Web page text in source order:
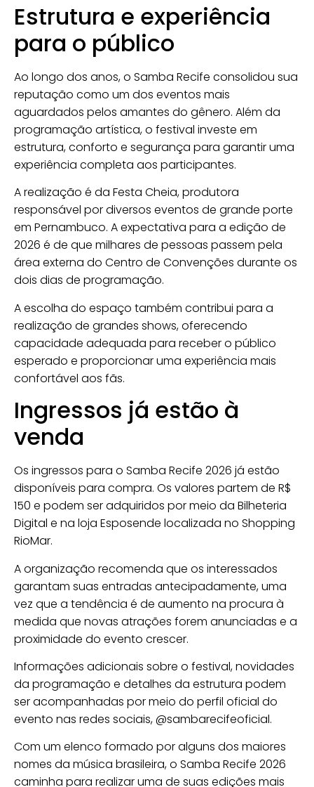
Estrutura e experiência
para o público
Ao longo dos anos, o Samba Recife consolidou sua
reputação como um dos eventos mais
aguardados pelos amantes do gênero. Além da
programação artística, o festival investe em
estrutura, conforto e segurança para garantir uma
experiência completa aos participantes.
A realização é da Festa Cheia, produtora
responsável por diversos eventos de grande porte
em Pernambuco. A expectativa para a edição de
2026 é de que milhares de pessoas passem pela
área externa do Centro de Convenções durante os
dois dias de programação.
A escolha do espaço também contribui para a
realização de grandes shows, oferecendo
capacidade adequada para receber o público
esperado e proporcionar uma experiência mais
confortável aos fãs.
Ingressos já estão à
venda
Os ingressos para o Samba Recife 2026 já estão
disponíveis para compra. Os valores partem de R$
150 e podem ser adquiridos por meio da Bilheteria
Digital e na loja Esposende localizada no Shopping
RioMar.
A organização recomenda que os interessados
garantam suas entradas antecipadamente, uma
vez que a tendência é de aumento na procura à
medida que novas atrações forem anunciadas e a
proximidade do evento crescer.
Informações adicionais sobre o festival, novidades
da programação e detalhes da estrutura podem
ser acompanhadas por meio do perfil oficial do
evento nas redes sociais, @sambarecifeoficial.
Com um elenco formado por alguns dos maiores
nomes da música brasileira, o Samba Recife 2026
caminha para realizar uma de suas edições mais